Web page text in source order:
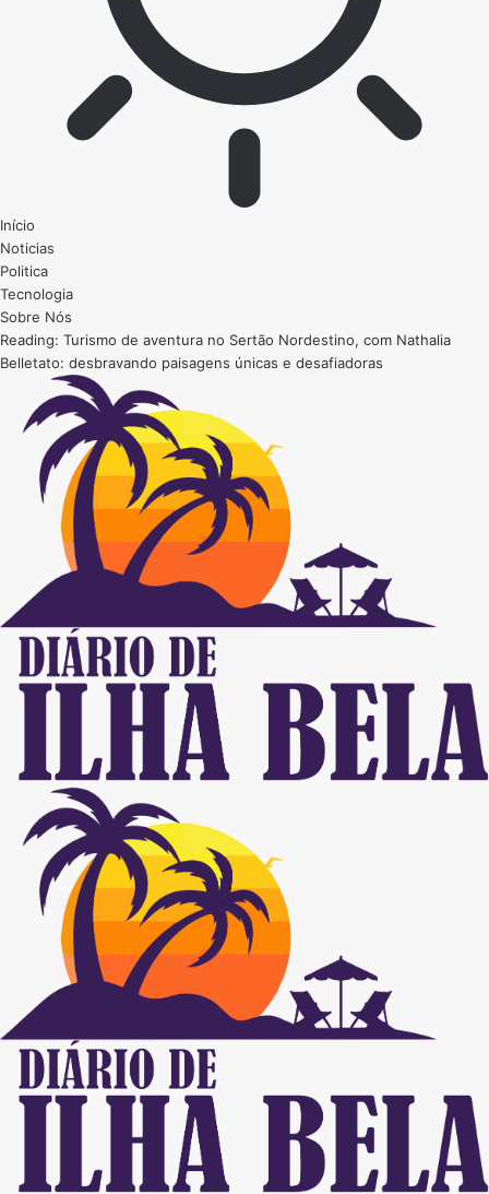
Início
Noticias
Politica
Tecnologia
Sobre Nós
Reading: Turismo de aventura no Sertão Nordestino, com Nathalia
Belletato: desbravando paisagens únicas e desafiadoras